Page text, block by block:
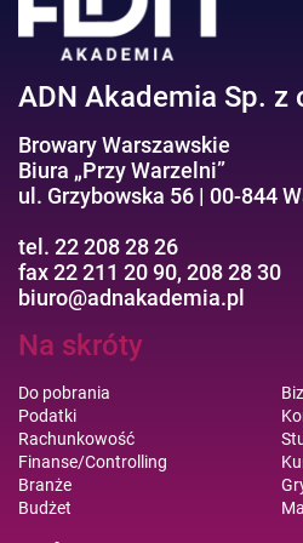
ADN Akademia Sp. z
Browary Warszawskie
Biura „Przy Warzelni”
ul. Grzybowska 56 | 00-844
tel. 22 208 28 26
fax 22 211 20 90, 208 28 30
biuro@adnakademia.pl
Na skróty
Do pobrania
Podatki
Rachunkowość
Finanse/Controlling
Branże
Budżet